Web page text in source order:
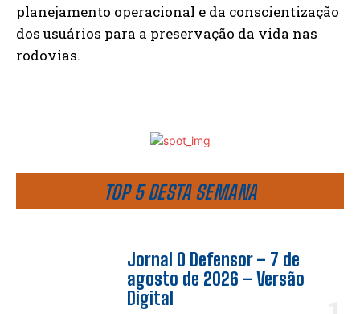
TOP 5 DESTA SEMANA
Jornal O Defensor – 7 de
agosto de 2026 – Versão
Digital
planejamento operacional e da conscientização
dos usuários para a preservação da vida nas
rodovias.